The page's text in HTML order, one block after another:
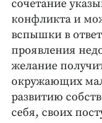
сочетание
конфликта и
вспышки в
проявления
желание
окружающих
развитию
себя, своих